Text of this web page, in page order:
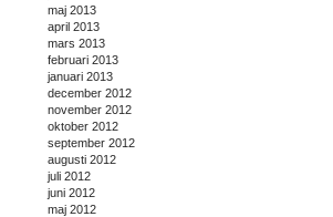
maj 2013
april 2013
mars 2013
februari 2013
januari 2013
december 2012
november 2012
oktober 2012
september 2012
augusti 2012
juli 2012
juni 2012
maj 2012